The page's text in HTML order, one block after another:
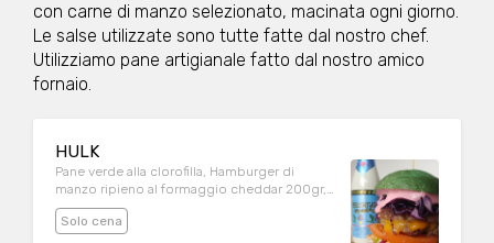
con carne di manzo selezionato, macinata ogni giorno.
Le salse utilizzate sono tutte fatte dal nostro chef.
Utilizziamo pane artigianale fatto dal nostro amico
fornaio.
HULK
Pane verde alla clorofilla, Hamburger di
manzo ripieno al formaggio cheddar 200gr,
maionese alla barbabietola, carote alla
Julienne condite alla senape, cavolo
Solo cena